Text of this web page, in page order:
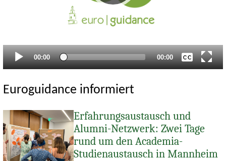
Aktueller
Zeitpunkt
00:00 Gesamtlaufzeit
00:00
Euroguidance informiert
Erfahrungsaustausch und
Alumni-Netzwerk: Zwei Tage
rund um den Academia-
Studienaustausch in Mannheim